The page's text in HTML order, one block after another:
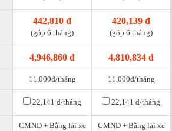
442,810 đ
(góp 6 tháng)
420,139 đ
(góp 6 tháng)
4,946,860 đ 4,810,834 đ
11.000đ/tháng 11.000đ/tháng
22,141 đ/tháng 22,141 đ/tháng
CMND + Bằng lái xe CMND + Bằng lái xe